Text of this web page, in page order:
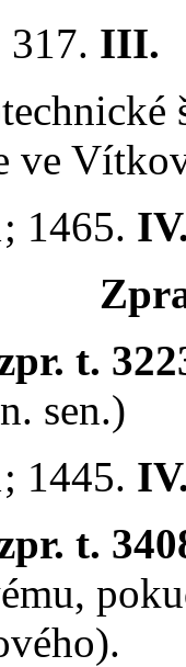
III.
ve
1465.
t.
sen.)
1445.
t.